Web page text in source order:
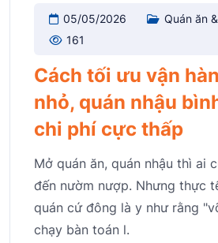
05/05/2026
Quán ăn
161
Cách tối ưu vận
nhỏ, quán nhậu
chi phí cực thấp
Mở quán ăn, quán nhậu thì ai
đến nườm nượp. Nhưng thực
quán cứ đông là y như rằng
chạy bàn toán l.